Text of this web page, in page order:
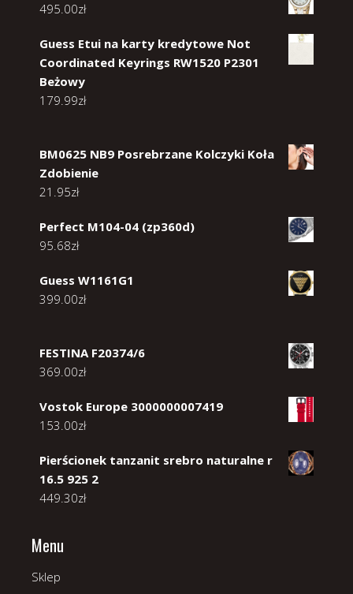
495.00zł
Guess Etui na karty kredytowe Not
Coordinated Keyrings RW1520 P2301
Beżowy
179.99zł
BM0625 NB9 Posrebrzane Kolczyki Koła
Zdobienie
21.95zł
Perfect M104-04 (zp360d)
95.68zł
Guess W1161G1
399.00zł
FESTINA F20374/6
369.00zł
Vostok Europe 3000000007419
153.00zł
Pierścionek tanzanit srebro naturalne r
16.5 925 2
449.30zł
Menu
Sklep